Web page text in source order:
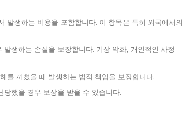
발생하는 비용을 포함합니다. 이 항목은 특히 외국에서의
생하는 손실을 보장합니다. 기상 악화, 개인적인 사정
를 끼쳤을 때 발생하는 법적 책임을 보장합니다.
했을 경우 보상을 받을 수 있습니다.